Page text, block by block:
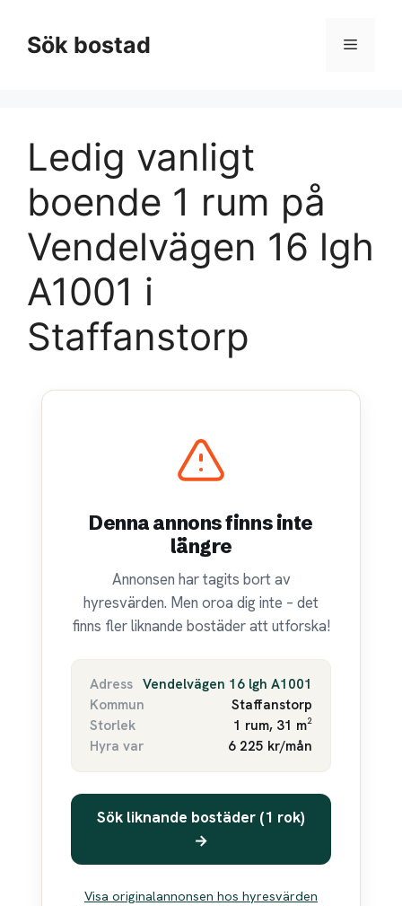
innehållSök bostad Meny
Ledig vanligt
boende 1 rum på
Vendelvägen 16 lgh
A1001 i
Staffanstorp
Denna annons finns inte
längre
Annonsen har tagits bort av
hyresvärden. Men oroa dig inte – det
finns fler liknande bostäder att utforska!
Adress Vendelvägen 16 lgh A1001
Kommun
Staffanstorp
Storlek
1 rum, 31 m²
Hyra var
6 225 kr/mån
Sök liknande bostäder (1 rok)
→
Visa originalannonsen hos hyresvärden